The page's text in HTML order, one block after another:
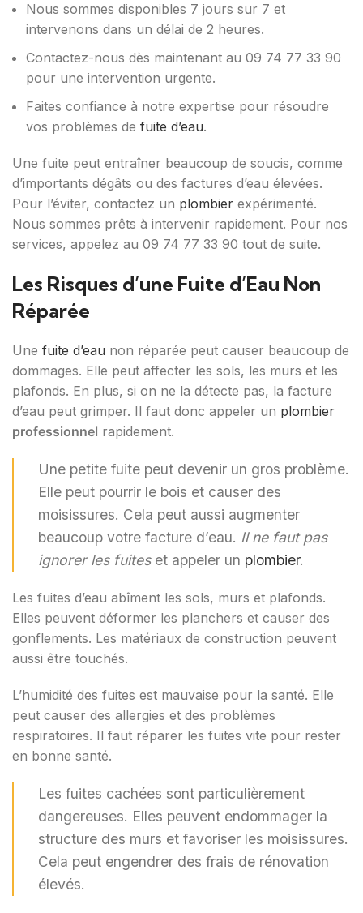
Nous sommes disponibles 7 jours sur 7 et
intervenons dans un délai de 2 heures.
Contactez-nous dès maintenant au 09 74 77 33 90
pour une intervention urgente.
Faites confiance à notre expertise pour résoudre
vos problèmes de fuite d’eau.
Une fuite peut entraîner beaucoup de soucis, comme
d’importants dégâts ou des factures d’eau élevées.
Pour l’éviter, contactez un plombier expérimenté.
Nous sommes prêts à intervenir rapidement. Pour nos
services, appelez au 09 74 77 33 90 tout de suite.
Les Risques d’une Fuite d’Eau Non
Réparée
Une fuite d’eau non réparée peut causer beaucoup de
dommages. Elle peut affecter les sols, les murs et les
plafonds. En plus, si on ne la détecte pas, la facture
d’eau peut grimper. Il faut donc appeler un plombier
professionnel rapidement.
Une petite fuite peut devenir un gros problème.
Elle peut pourrir le bois et causer des
moisissures. Cela peut aussi augmenter
beaucoup votre facture d’eau. Il ne faut pas
ignorer les fuiteset appeler un plombier.
Les fuites d’eau abîment les sols, murs et plafonds.
Elles peuvent déformer les planchers et causer des
gonflements. Les matériaux de construction peuvent
aussi être touchés.
L’humidité des fuites est mauvaise pour la santé. Elle
peut causer des allergies et des problèmes
respiratoires. Il faut réparer les fuites vite pour rester
en bonne santé.
Les fuites cachées sont particulièrement
dangereuses. Elles peuvent endommager la
structure des murs et favoriser les moisissures.
Cela peut engendrer des frais de rénovation
élevés.